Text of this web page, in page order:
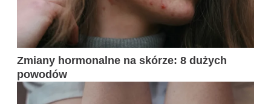
Zmiany hormonalne na skórze: 8 dużych
powodów